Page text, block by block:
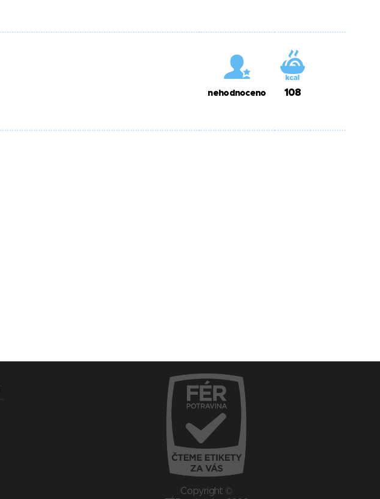
nehodnoceno 108
Copyright ©